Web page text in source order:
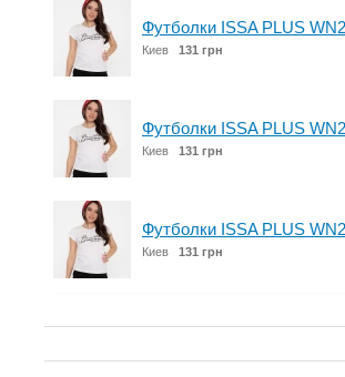
Футболки ISSA PLUS
Киев 131 грн
Футболки ISSA PLUS
Киев 131 грн
Футболки ISSA PLUS
Киев 131 грн